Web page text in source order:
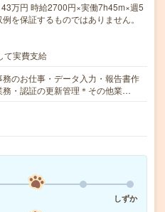
万円 時給2700円×実働7h45m×週5
を保証するものではありません。
て実費支給
のお仕事・データ入力・報告書作
務・認証の更新管理＊その他業…
しずか